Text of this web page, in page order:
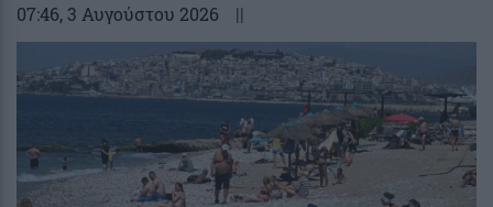
07:46, 3 Αυγούστου 2026 ||